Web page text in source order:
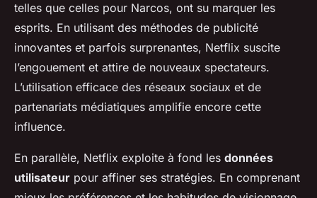
telles que celles pour Narcos, ont su marquer les
esprits. En utilisant des méthodes de publicité
innovantes et parfois surprenantes, Netflix suscite
l’engouement et attire de nouveaux spectateurs.
L’utilisation efficace des réseaux sociaux et de
partenariats médiatiques amplifie encore cette
influence.
En parallèle, Netflix exploite à fond les données
utilisateur pour affiner ses stratégies. En comprenant